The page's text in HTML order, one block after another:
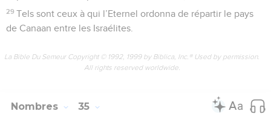
29 Tels sont ceux à qui l’Eternel ordonna de répartir le pays
de Canaan entre les Israélites.
La Bible Du Semeur Copyright © 1992, 1999 by Biblica, Inc.® Used by permission.
All rights reserved worldwide.
Nombres 35